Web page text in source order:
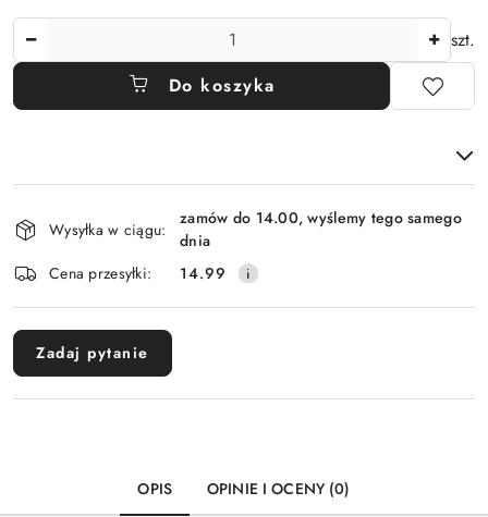
szt.
Do koszyka
i
dostawa
Wysyłka w ciągu:
zamów do 14.00, wyślemy tego samego
dnia
Cena przesyłki:
14.99
Zadaj pytanie
OPIS OPINIE I OCENY (0)